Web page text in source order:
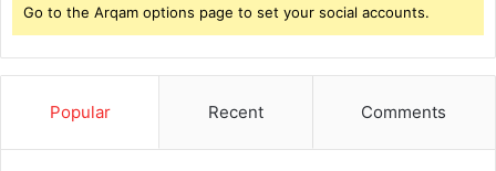
Go to the Arqam options page to set your social accounts.
Popular Recent Comments